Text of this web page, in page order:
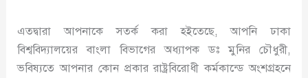
এতদ্বারা আপনাকে সতর্ক করা হইতেছে, আপনি ঢাকা
বিশ্ববিদ্যালয়ের বাংলা বিভাগের অধ্যাপক ডঃ মুনির চৌধুরী,
ভবিষ্যতে আপনার কোন প্রকার রাষ্ট্রবিরোধী কর্মকান্ডে অংশগ্রহনে